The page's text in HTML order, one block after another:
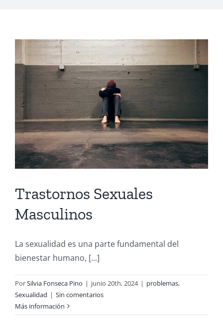
Trastornos Sexuales
Masculinos
La sexualidad es una parte fundamental del
bienestar humano, [...]
PorSilvia Fonseca Pino | junio 20th, 2024 | problemas,
Sexualidad | Sin comentarios
Más información